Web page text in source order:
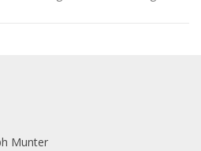
Munter